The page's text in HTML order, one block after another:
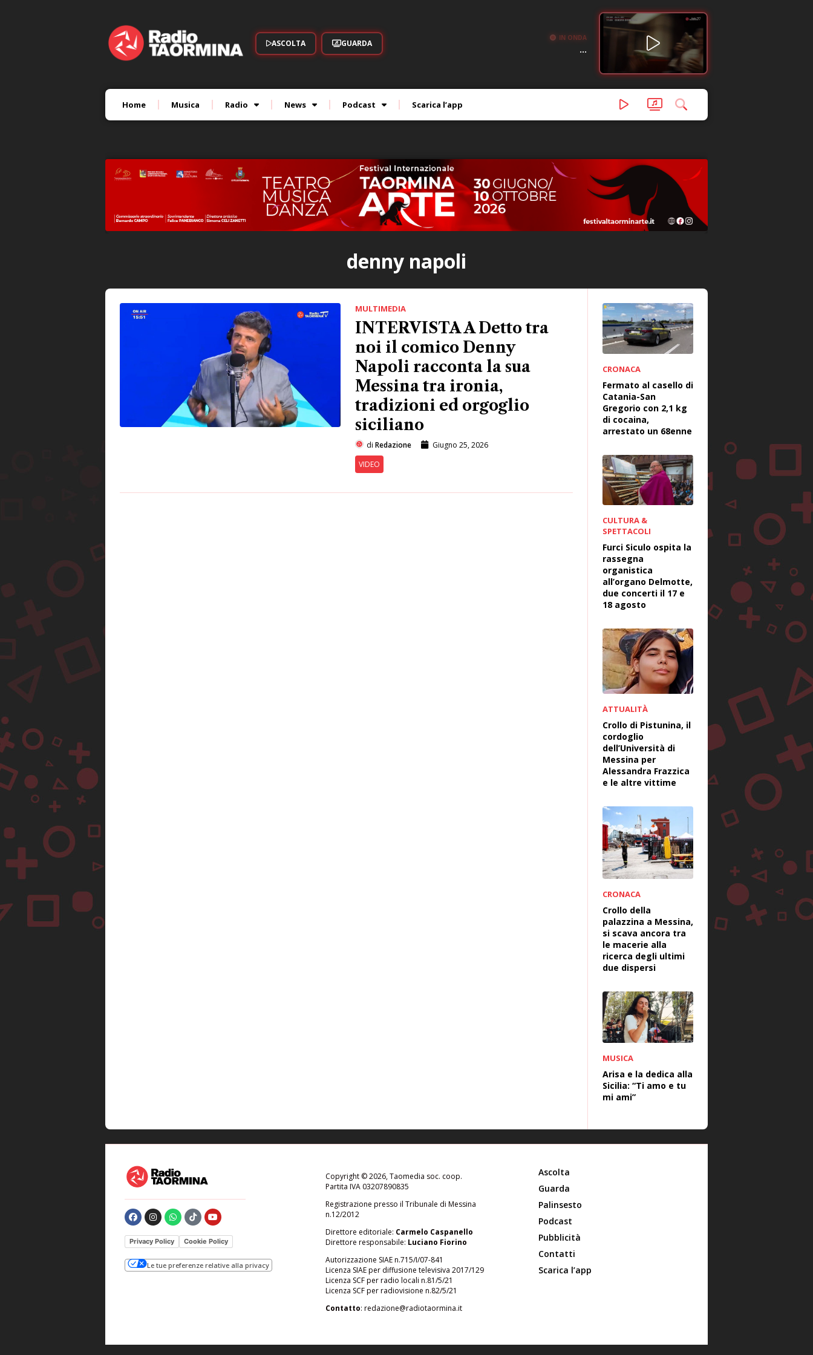
ASCOLTA GUARDA
IN ONDA
...
Home Musica Radio News Podcast Scarica l’app
denny napoli
MULTIMEDIA
INTERVISTA A Detto tra
noi il comico Denny
Napoli racconta la sua
Messina tra ironia,
tradizioni ed orgoglio
siciliano
di Redazione
Giugno 25, 2026
VIDEO
CRONACA
Fermato al casello di
Catania-San
Gregorio con 2,1 kg
di cocaina,
arrestato un 68enne
CULTURA &
SPETTACOLI
Furci Siculo ospita la
rassegna
organistica
all’organo Delmotte,
due concerti il 17 e
18 agosto
ATTUALITÀ
Crollo di Pistunina, il
cordoglio
dell’Università di
Messina per
Alessandra Frazzica
e le altre vittime
CRONACA
Crollo della
palazzina a Messina,
si scava ancora tra
le macerie alla
ricerca degli ultimi
due dispersi
MUSICA
Arisa e la dedica alla
Sicilia: “Ti amo e tu
mi ami”
Privacy Policy Cookie Policy
Le tue preferenze relative alla privacy
Copyright © 2026, Taomedia soc. coop.
Partita IVA 03207890835
Registrazione presso il Tribunale di Messina
n.12/2012
Direttore editoriale: Carmelo Caspanello
Direttore responsabile: Luciano Fiorino
Autorizzazione SIAE n.715/I/07-841
Licenza SIAE per diffusione televisiva 2017/129
Licenza SCF per radio locali n.81/5/21
Licenza SCF per radiovisione n.82/5/21
Contatto: redazione@radiotaormina.it
Ascolta
Guarda
Palinsesto
Podcast
Pubblicità
Contatti
Scarica l’app